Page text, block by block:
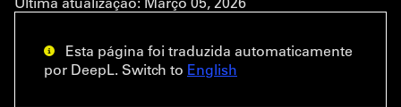
Esta página foi traduzida automaticamente
por DeepL. Switch to English